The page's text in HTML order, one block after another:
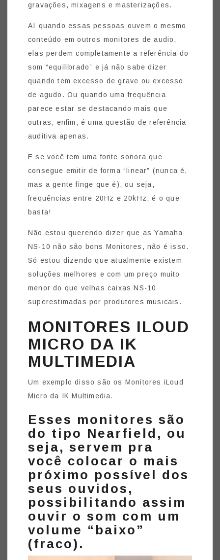
gravações, mixagens e masterizações.
Aí quando essas pessoas ouvem o mesmo
conteúdo em outros monitores de audio,
elas perdem completamente a referência do
som “equilibrado” e já não sabe dizer
quando tem excesso de grave ou excesso
de agudo. Ou quando uma frequência
parece estar se destacando mais que
outras, enfim, é uma questão de referência
auditiva apenas.
E se você tem uma fonte sonora que
consegue emitir de forma “linear” (nunca é,
mas a gente finge que é), ou seja,
frequências entre 20Hz e 20kHz, é o que
basta!
Não estou querendo dizer que as Yamaha
NS-10 não são bons Monitores, não é isso.
Só estou dizendo que atualmente existem
soluções melhores e com um preço muito
menor do que velhas caixas NS-10
superestimadas por produtores musicais.
MONITORES ILOUD
MICRO DA IK
MULTIMEDIA
Um exemplo disso são os Monitores iLoud
Micro da IK Multimedia.
Esses monitores são
do tipo Nearfield, ou
seja, servem pra
você colocar o mais
próximo possível dos
seus ouvidos,
possibilitando assim
ouvir o som com um
volume “baixo”
(fraco).